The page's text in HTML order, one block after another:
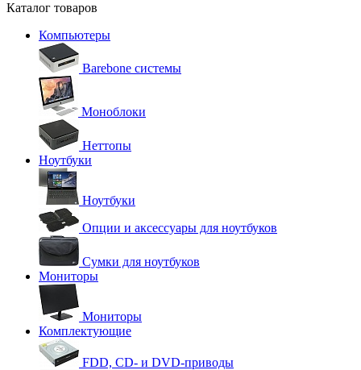
Каталог товаров
Компьютеры
Barebone системы
Моноблоки
Неттопы
Ноутбуки
Ноутбуки
Опции и аксессуары для ноутбуков
Сумки для ноутбуков
Мониторы
Мониторы
Комплектующие
FDD, CD- и DVD-приводы